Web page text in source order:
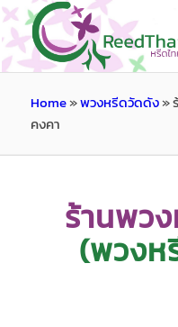
Home»พวงหรีดวัดดัง»
คงคา
ร้านพว
(พวงห